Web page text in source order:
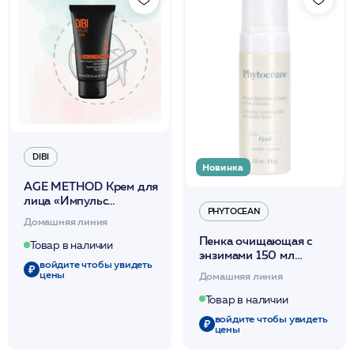
DIBI
AGE METHOD Крем для
лица «Импульс
Молодости» 30мл /DIBI
Домашняя линия
Товар в наличии
войдите чтобы увидеть
цены
Новинка
PHYTOCEAN
Пенка очищающая с
энзимами 150 мл
Домашняя линия
Товар в наличии
войдите чтобы увидеть
цены